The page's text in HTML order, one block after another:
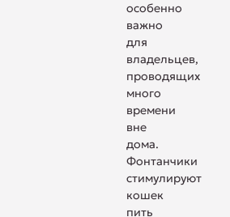
особенно
важно
для
владельцев,
проводящих
много
времени
вне
дома.
Фонтанчики
стимулируют
кошек
пить